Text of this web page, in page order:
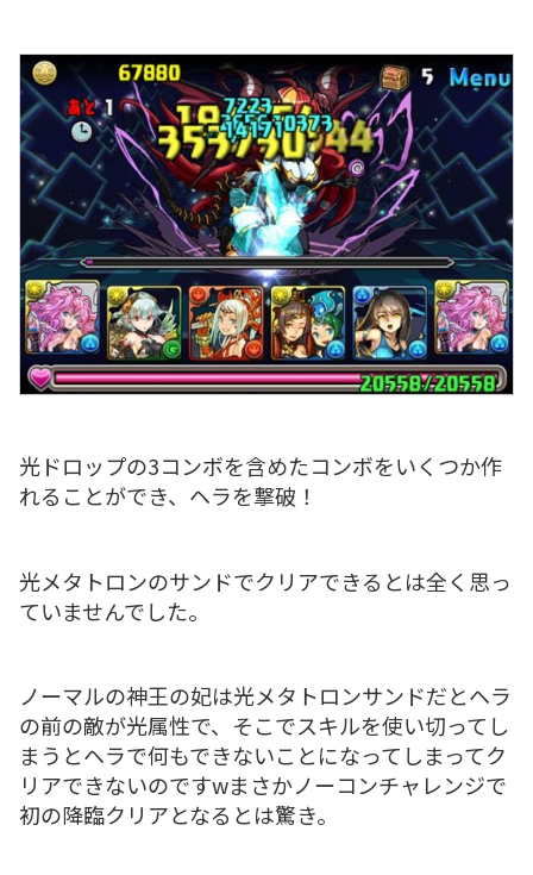
光ドロップの3コンボを含めたコンボをいくつか作
れることができ、ヘラを撃破！
光メタトロンのサンドでクリアできるとは全く思っ
ていませんでした。
ノーマルの神王の妃は光メタトロンサンドだとヘラ
の前の敵が光属性で、そこでスキルを使い切ってし
まうとヘラで何もできないことになってしまってク
リアできないのですwまさかノーコンチャレンジで
初の降臨クリアとなるとは驚き。